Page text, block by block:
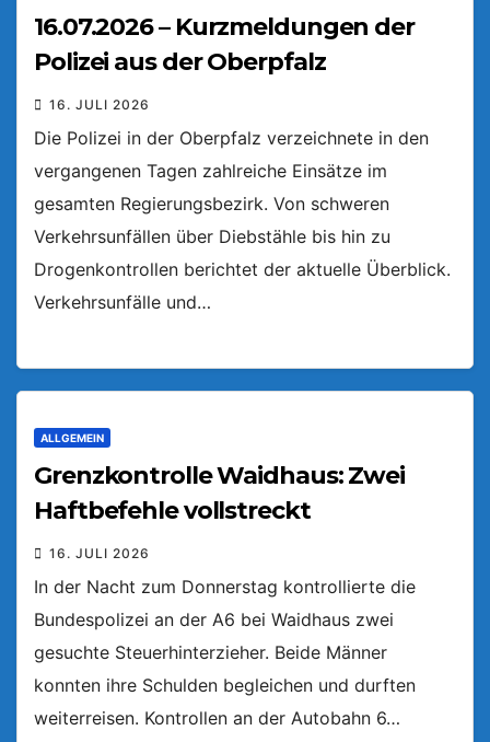
16.07.2026 – Kurzmeldungen der
Polizei aus der Oberpfalz
16. JULI 2026
Die Polizei in der Oberpfalz verzeichnete in den
vergangenen Tagen zahlreiche Einsätze im
gesamten Regierungsbezirk. Von schweren
Verkehrsunfällen über Diebstähle bis hin zu
Drogenkontrollen berichtet der aktuelle Überblick.
Verkehrsunfälle und…
ALLGEMEIN
Grenzkontrolle Waidhaus: Zwei
Haftbefehle vollstreckt
16. JULI 2026
In der Nacht zum Donnerstag kontrollierte die
Bundespolizei an der A6 bei Waidhaus zwei
gesuchte Steuerhinterzieher. Beide Männer
konnten ihre Schulden begleichen und durften
weiterreisen. Kontrollen an der Autobahn 6…